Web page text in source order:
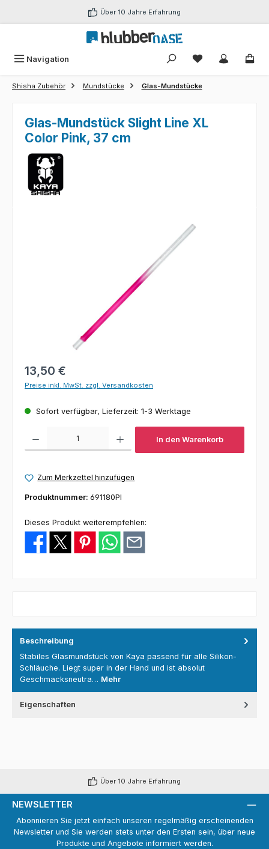
Zum Hauptinhalt springen Über 10 Jahre Erfahrung
Navigation Du hast 0
Shisha Zubehör Mundstücke Glas-Mundstücke
Glas-Mundstück Slight Line XL
Color Pink, 37 cm
Regulärer Preis:
13,50 €
Preise inkl. MwSt. zzgl. Versandkosten
Sofort verfügbar, Lieferzeit: 1-3 Werktage
In den Warenkorb
Zum Merkzettel hinzufügen
Produktnummer: 691180PI
Dieses Produkt weiterempfehlen:
Beschreibung
Stabiles Glasmundstück von Kaya passend für alle Silikon-
Schläuche. Liegt super in der Hand und ist absolut
Geschmacksneutra… Mehr
Eigenschaften
Über 10 Jahre Erfahrung
NEWSLETTER
Abonnieren Sie jetzt einfach unseren regelmäßig erscheinenden
Newsletter und Sie werden stets unter den Ersten sein, über neue
Produkte und Angebote informiert werden.